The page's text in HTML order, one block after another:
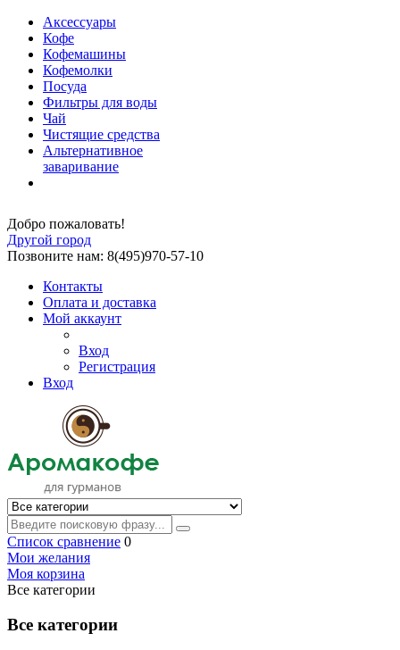
Аксессуары
Кофе
Кофемашины
Кофемолки
Посуда
Фильтры для воды
Чай
Чистящие средства
Альтернативное
заваривание
Добро пожаловать!
Другой город
Позвоните нам: 8(495)970-57-10
Контакты
Оплата и доставка
Мой аккаунт
Вход
Регистрация
Вход
Список сравнение 0
Мои желания
Моя корзина
Все категории
Все категории